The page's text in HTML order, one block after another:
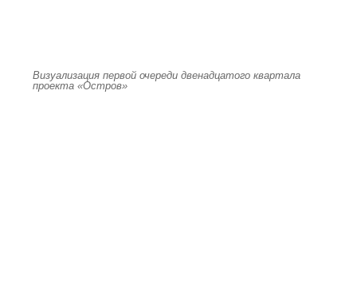
Визуализация первой очереди двенадцатого квартала
проекта «Остров»